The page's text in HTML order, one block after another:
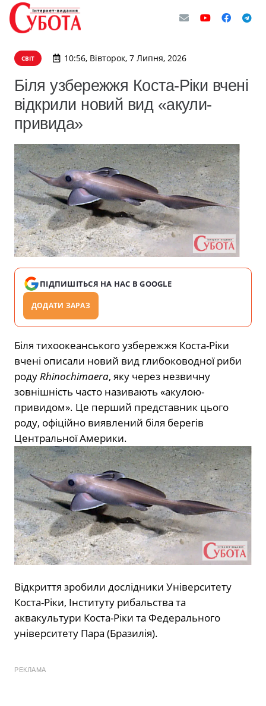
СВІТ 10:56, Вівторок, 7 Липня, 2026
Біля узбережжя Коста-Ріки вчені
відкрили новий вид «акули-
привида»
ПІДПИШІТЬСЯ НА НАС В GOOGLE
ДОДАТИ ЗАРАЗ
Біля тихоокеанського узбережжя Коста-Ріки
вчені описали новий вид глибоководної риби
роду Rhinochimaera, яку через незвичну
зовнішність часто називають «акулою-
привидом». Це перший представник цього
роду, офіційно виявлений біля берегів
Центральної Америки.
Відкриття зробили дослідники Університету
Коста-Ріки, Інституту рибальства та
аквакультури Коста-Ріки та Федерального
університету Пара (Бразилія).
РЕКЛАМА